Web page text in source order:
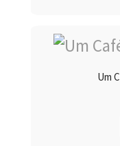
Um